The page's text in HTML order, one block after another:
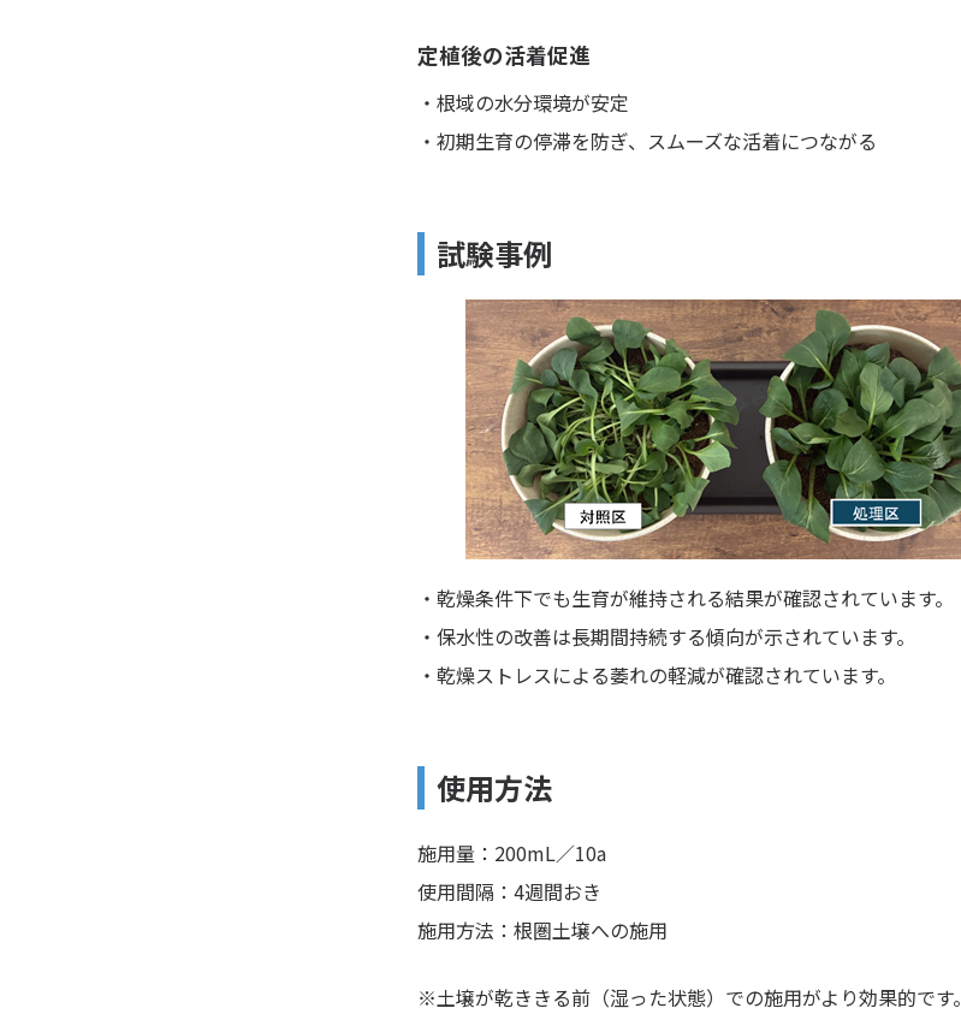
定植後の活着促進
・根域の水分環境が安定
・初期生育の停滞を防ぎ、スムーズな活着につながる
試験事例
・乾燥条件下でも生育が維持される結果が確認されています。
・保水性の改善は長期間持続する傾向が示されています。
・乾燥ストレスによる萎れの軽減が確認されています。
使用方法
施用量：200mL／10a
使用間隔：4週間おき
施用方法：根圏土壌への施用
※土壌が乾ききる前（湿った状態）での施用がより効果的です。